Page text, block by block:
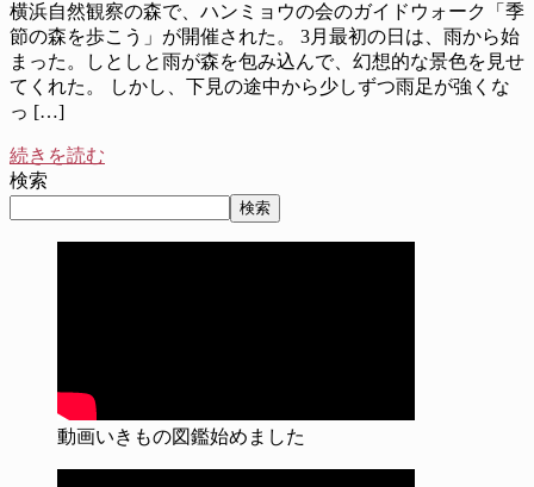
横浜自然観察の森で、ハンミョウの会のガイドウォーク「季
節の森を歩こう」が開催された。 3月最初の日は、雨から始
まった。しとしと雨が森を包み込んで、幻想的な景色を見せ
てくれた。 しかし、下見の途中から少しずつ雨足が強くな
っ […]
続きを読む
検索
検索
動画いきもの図鑑始めました